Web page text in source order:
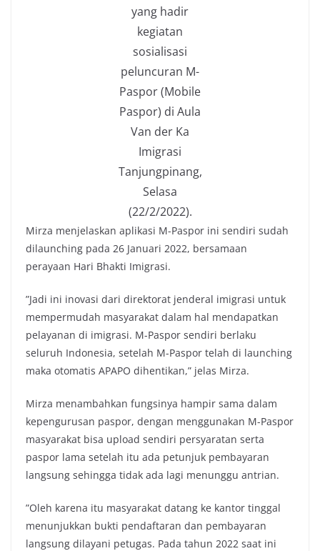
yang hadir
kegiatan
sosialisasi
peluncuran M-
Paspor (Mobile
Paspor) di Aula
Van der Ka
Imigrasi
Tanjungpinang,
Selasa
(22/2/2022).
Mirza menjelaskan aplikasi M-Paspor ini sendiri sudah
dilaunching pada 26 Januari 2022, bersamaan
perayaan Hari Bhakti Imigrasi.
”Jadi ini inovasi dari direktorat jenderal imigrasi untuk
mempermudah masyarakat dalam hal mendapatkan
pelayanan di imigrasi. M-Paspor sendiri berlaku
seluruh Indonesia, setelah M-Paspor telah di launching
maka otomatis APAPO dihentikan,” jelas Mirza.
Mirza menambahkan fungsinya hampir sama dalam
kepengurusan paspor, dengan menggunakan M-Paspor
masyarakat bisa upload sendiri persyaratan serta
paspor lama setelah itu ada petunjuk pembayaran
langsung sehingga tidak ada lagi menunggu antrian.
”Oleh karena itu masyarakat datang ke kantor tinggal
menunjukkan bukti pendaftaran dan pembayaran
langsung dilayani petugas. Pada tahun 2022 saat ini